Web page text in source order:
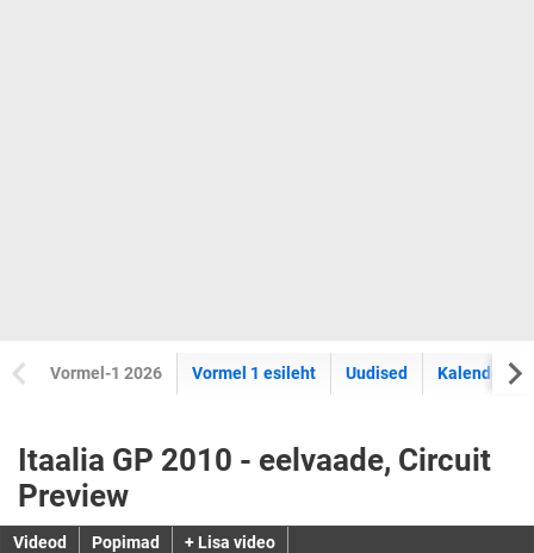
Vormel-1 2026 Vormel 1 esileht Uudised Kalender
Itaalia GP 2010 - eelvaade, Circuit
Preview
Videod Popimad + Lisa video